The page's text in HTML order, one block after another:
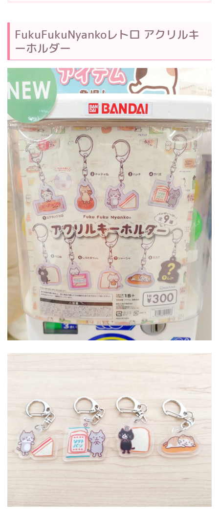
FukuFukuNyankoレトロ アクリルキ
ーホルダー